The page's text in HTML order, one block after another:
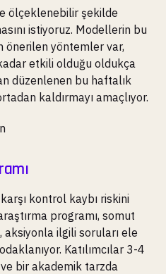
ölçeklenebilir şekilde
istiyoruz. Modellerin bu
önerilen yöntemler var,
etkili olduğu oldukça
düzenlenen bu haftalık
kaldırmayı amaçlıyor.
kontrol kaybı riskini
programı, somut
ilgili soruları ele
Katılımcılar 3-4
bir akademik tarzda